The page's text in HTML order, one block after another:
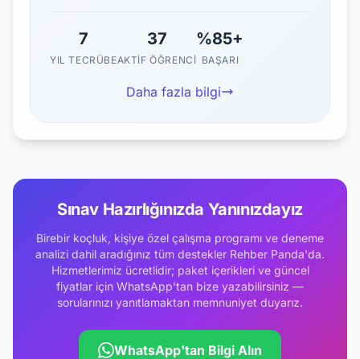
7
YIL TECRÜBE
37
AKTIF ÖĞRENCI
%85+
BAŞARI
Daha fazla bilgi
Sınav Hazırlığınızda Yanınızdayız
Birebir koçluk, kişiye özel çalışma programı ve deneme
analizi dahil aradığınız tüm destekler Rehber Panda'da.
Hizmetlerimiz ücretlidir; paket içerikleri ve güncel
fiyatlar için WhatsApp'tan bize yazabilirsiniz —
sorularınızı yanıtlamaktan memnuniyet duyarız.
WhatsApp'tan Bilgi Alın